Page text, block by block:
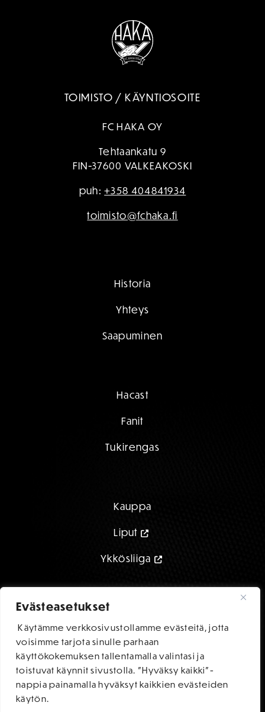
Evästeasetukset
Käytämme verkkosivustollamme evästeitä, jotta
voisimme tarjota sinulle parhaan
käyttökokemuksen tallentamalla valintasi ja
toistuvat käynnit sivustolla. "Hyväksy kaikki"-
nappia painamalla hyväksyt kaikkien evästeiden
käytön.
TOIMISTO / KÄYNTIOSOITE
FC HAKA OY
Tehtaankatu 9
FIN-37600 VALKEAKOSKI
puh:+358 404841934
toimisto@fchaka.fi
Historia
Yhteys
Saapuminen
Hacast
Fanit
Tukirengas
Kauppa
Liput
Ykkösliiga
FC HAKA STORE